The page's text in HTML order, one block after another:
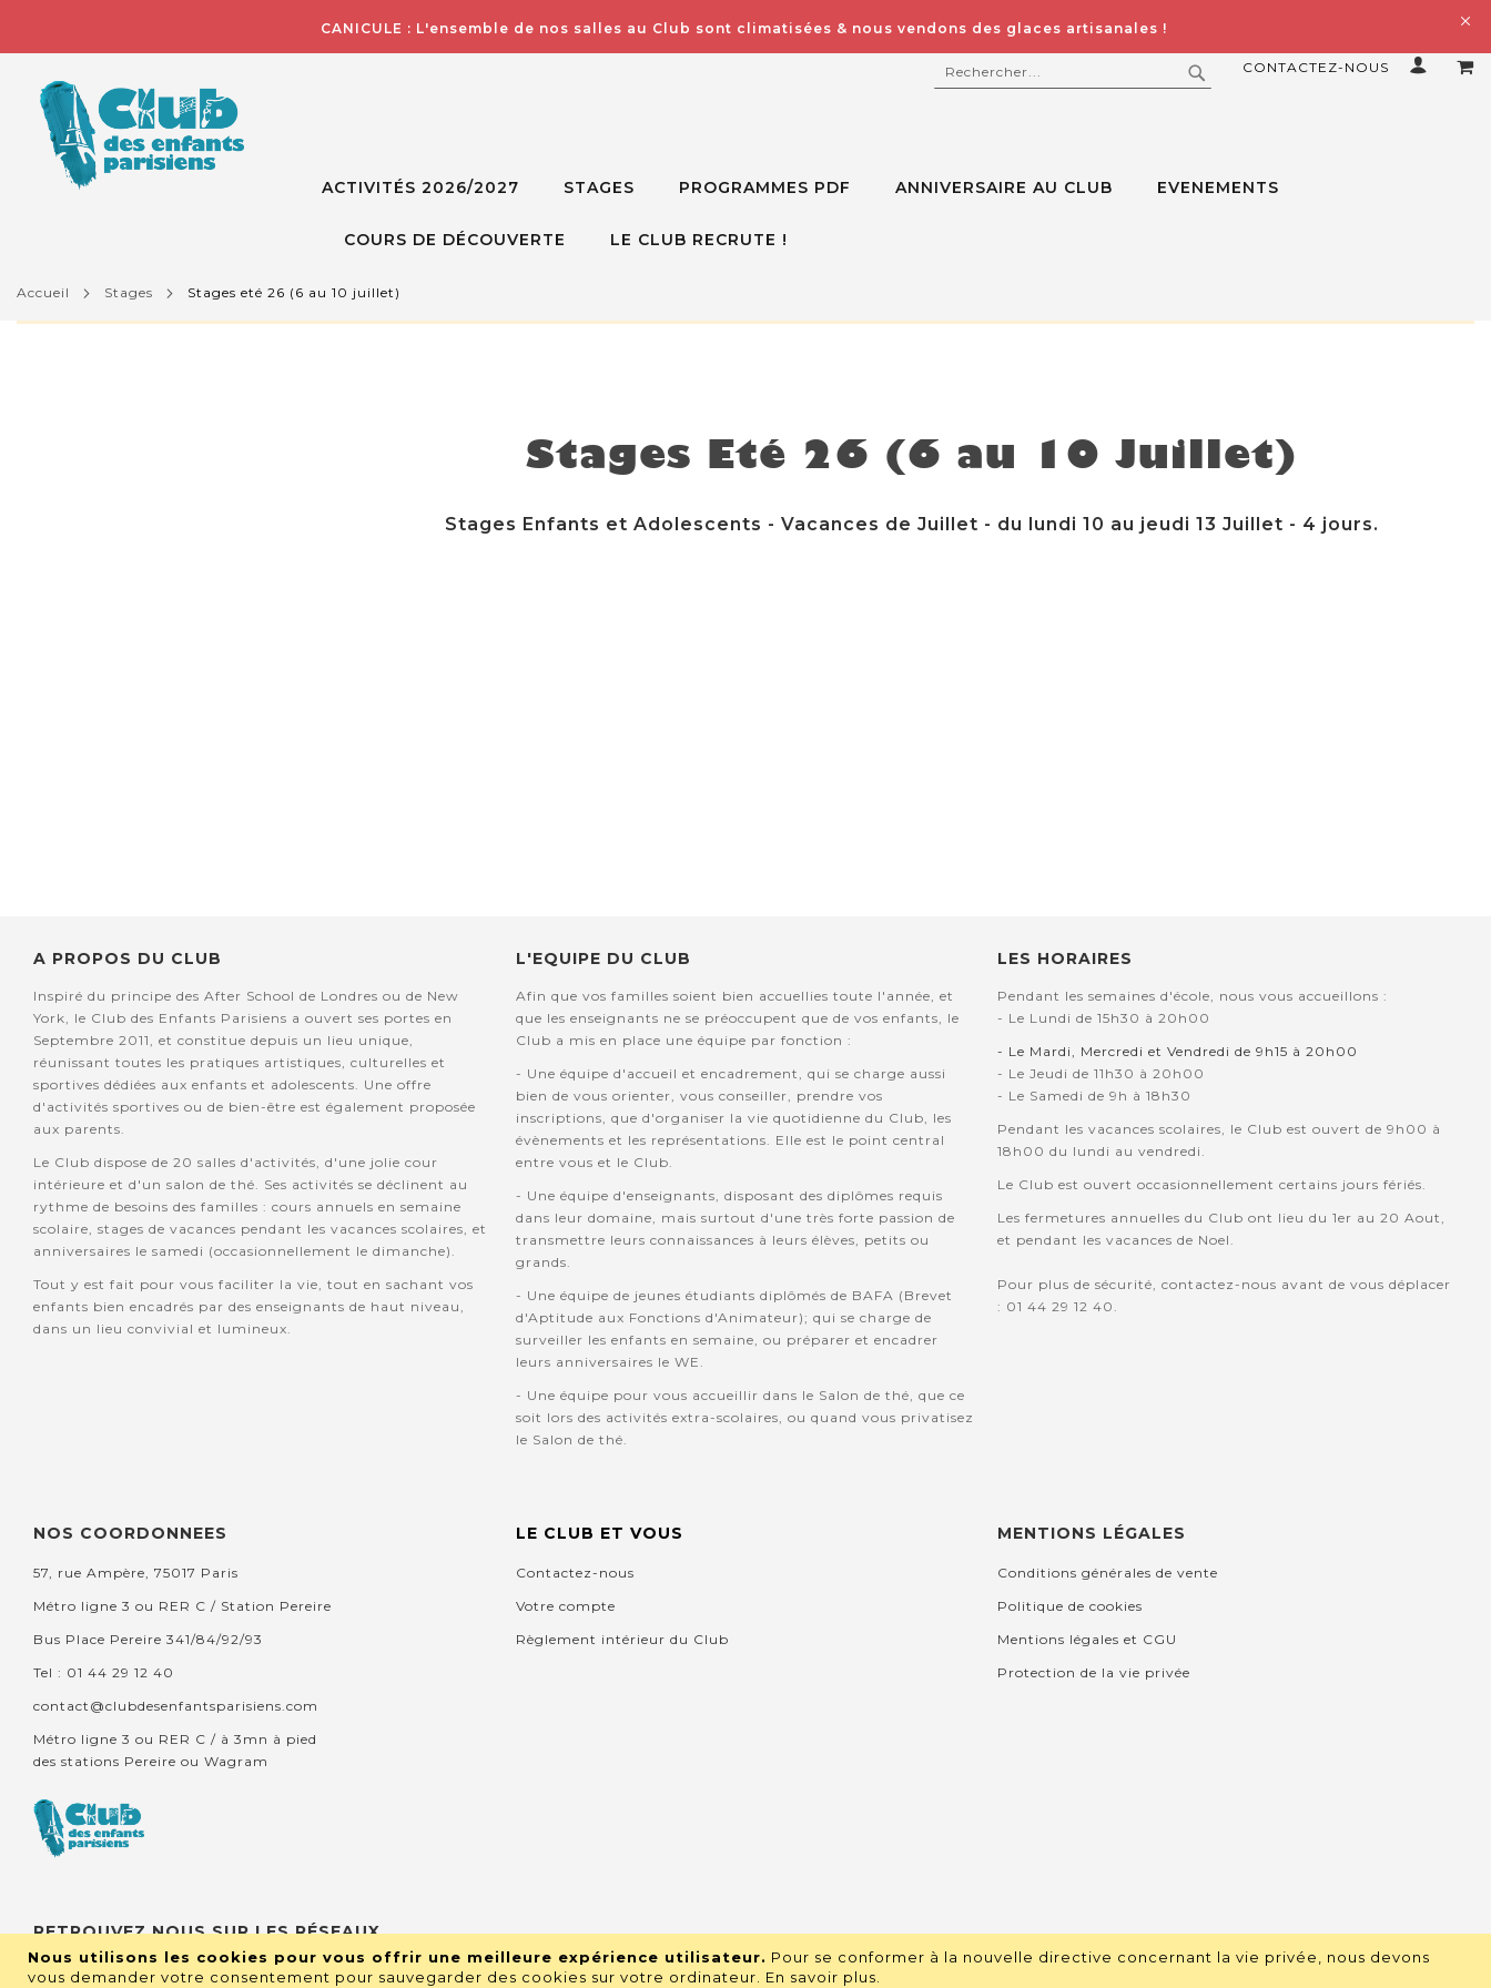
Nous utilisons les cookies pour vous offrir une meilleure expérience utilisateur. Pour se conformer à la nouvelle directive concernant la vie privée, nous devons
vous demander votre consentement pour sauvegarder des cookies sur votre ordinateur. En savoir plus
CANICULE : L'ensemble de nos salles au Club sont climatisées & nous vendons des glaces artisanales !
CONTACTEZ-NOUS
RECHERCHER
ACTIVITÉS 2026/2027 STAGES PROGRAMMES PDF ANNIVERSAIRE AU CLUB EVENEMENTS
COURS DE DÉCOUVERTE LE CLUB RECRUTE !
L'activité que vous essayez de visualiser n'est pas disponible mais voici d'autres options à la place
accueil stages stages eté 26 (6 au 10 juillet)
Stages Eté 26 (6 au 10 Juillet)
Stages Enfants et Adolescents - Vacances de Juillet - du lundi 10 au jeudi 13 Juillet - 4 jours.
A PROPOS DU CLUB
Inspiré du principe des After School de Londres ou de New
York, le Club des Enfants Parisiens a ouvert ses portes en
Septembre 2011, et constitue depuis un lieu unique,
réunissant toutes les pratiques artistiques, culturelles et
sportives dédiées aux enfants et adolescents. Une offre
d'activités sportives ou de bien-être est également proposée
aux parents.
Le Club dispose de 20 salles d'activités, d'une jolie cour
intérieure et d'un salon de thé. Ses activités se déclinent au
rythme de besoins des familles : cours annuels en semaine
scolaire, stages de vacances pendant les vacances scolaires, et
anniversaires le samedi (occasionnellement le dimanche).
Tout y est fait pour vous faciliter la vie, tout en sachant vos
enfants bien encadrés par des enseignants de haut niveau,
dans un lieu convivial et lumineux.
L'EQUIPE DU CLUB
Afin que vos familles soient bien accuellies toute l'année, et
que les enseignants ne se préoccupent que de vos enfants, le
Club a mis en place une équipe par fonction :
- Une équipe d'accueil et encadrement, qui se charge aussi
bien de vous orienter, vous conseiller, prendre vos
inscriptions, que d'organiser la vie quotidienne du Club, les
évènements et les représentations. Elle est le point central
entre vous et le Club.
- Une équipe d'enseignants, disposant des diplômes requis
dans leur domaine, mais surtout d'une très forte passion de
transmettre leurs connaissances à leurs élèves, petits ou
grands.
- Une équipe de jeunes étudiants diplômés de BAFA (Brevet
d'Aptitude aux Fonctions d'Animateur); qui se charge de
surveiller les enfants en semaine, ou préparer et encadrer
leurs anniversaires le WE.
- Une équipe pour vous accueillir dans le Salon de thé, que ce
soit lors des activités extra-scolaires, ou quand vous privatisez
le Salon de thé.
LES HORAIRES
Pendant les semaines d'école, nous vous accueillons :
- Le Lundi de 15h30 à 20h00
- Le Mardi, Mercredi et Vendredi de 9h15 à 20h00
- Le Jeudi de 11h30 à 20h00
- Le Samedi de 9h à 18h30
Pendant les vacances scolaires, le Club est ouvert de 9h00 à
18h00 du lundi au vendredi.
Le Club est ouvert occasionnellement certains jours fériés.
Les fermetures annuelles du Club ont lieu du 1er au 20 Aout,
et pendant les vacances de Noel.
Pour plus de sécurité, contactez-nous avant de vous déplacer
: 01 44 29 12 40.
NOS COORDONNEES
57, rue Ampère, 75017 Paris
Métro ligne 3 ou RER C / Station Pereire
Bus Place Pereire 341/84/92/93
Tel : 01 44 29 12 40
contact@clubdesenfantsparisiens.com
Métro ligne 3 ou RER C / à 3mn à pied
des stations Pereire ou Wagram
LE CLUB ET VOUS
Contactez-nous
Votre compte
Règlement intérieur du Club
MENTIONS LÉGALES
Conditions générales de vente
Politique de cookies
Mentions légales et CGU
Protection de la vie privée
RETROUVEZ NOUS SUR LES RÉSEAUX